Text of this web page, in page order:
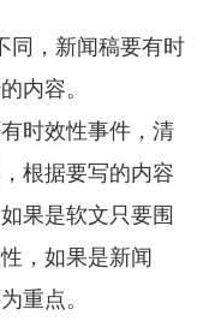
，新闻稿要有时
内容。
时效性事件，清
根据要写的内容
果是软文只要围
，如果是新闻
重点。